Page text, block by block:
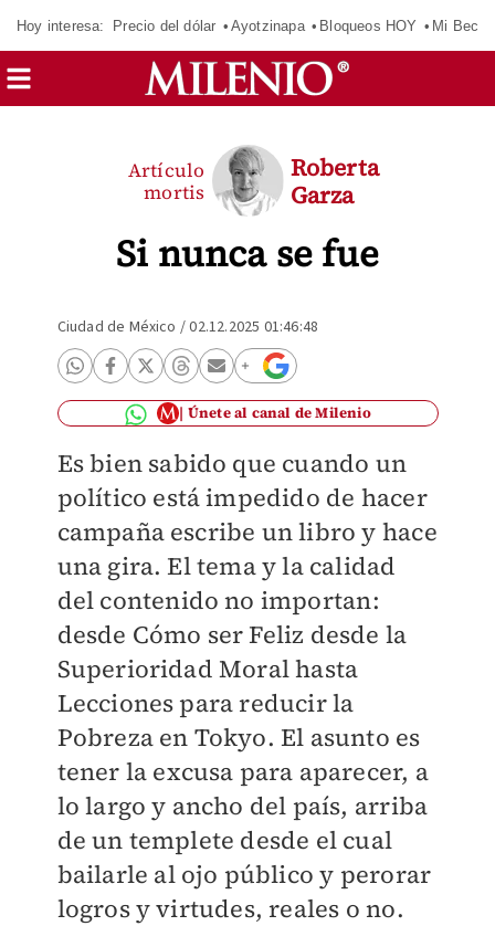
Hoy interesa: Precio del dólar Ayotzinapa Bloqueos HOY Mi Beca
Si nunca se fue
Artículo
mortis
Roberta
Garza
Ciudad de México /02.12.2025 01:46:48
Únete al canal de Milenio
Es bien sabido que cuando un
político está impedido de hacer
campaña escribe un libro y hace
una gira. El tema y la calidad
del contenido no importan:
desde Cómo ser Feliz desde la
Superioridad Moral hasta
Lecciones para reducir la
Pobreza en Tokyo. El asunto es
tener la excusa para aparecer, a
lo largo y ancho del país, arriba
de un templete desde el cual
bailarle al ojo público y perorar
logros y virtudes, reales o no.